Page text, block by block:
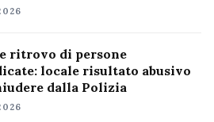
ritrovo di persone
locale risultato abusivo
dalla Polizia